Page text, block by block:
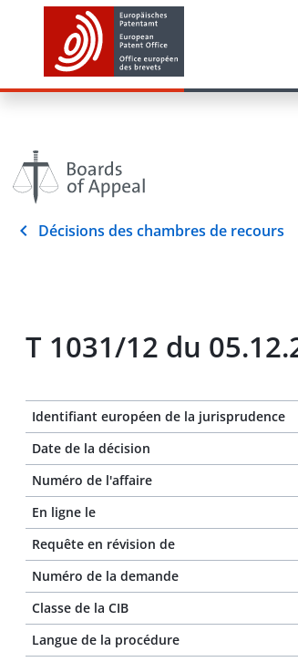
Décisions des chambres de recours
T 1031/12 du
Identifiant européen de la jurisprudence
Date de la décision
Numéro de l'affaire
En ligne le
Requête en révision de
Numéro de la demande
Classe de la CIB
Langue de la procédure